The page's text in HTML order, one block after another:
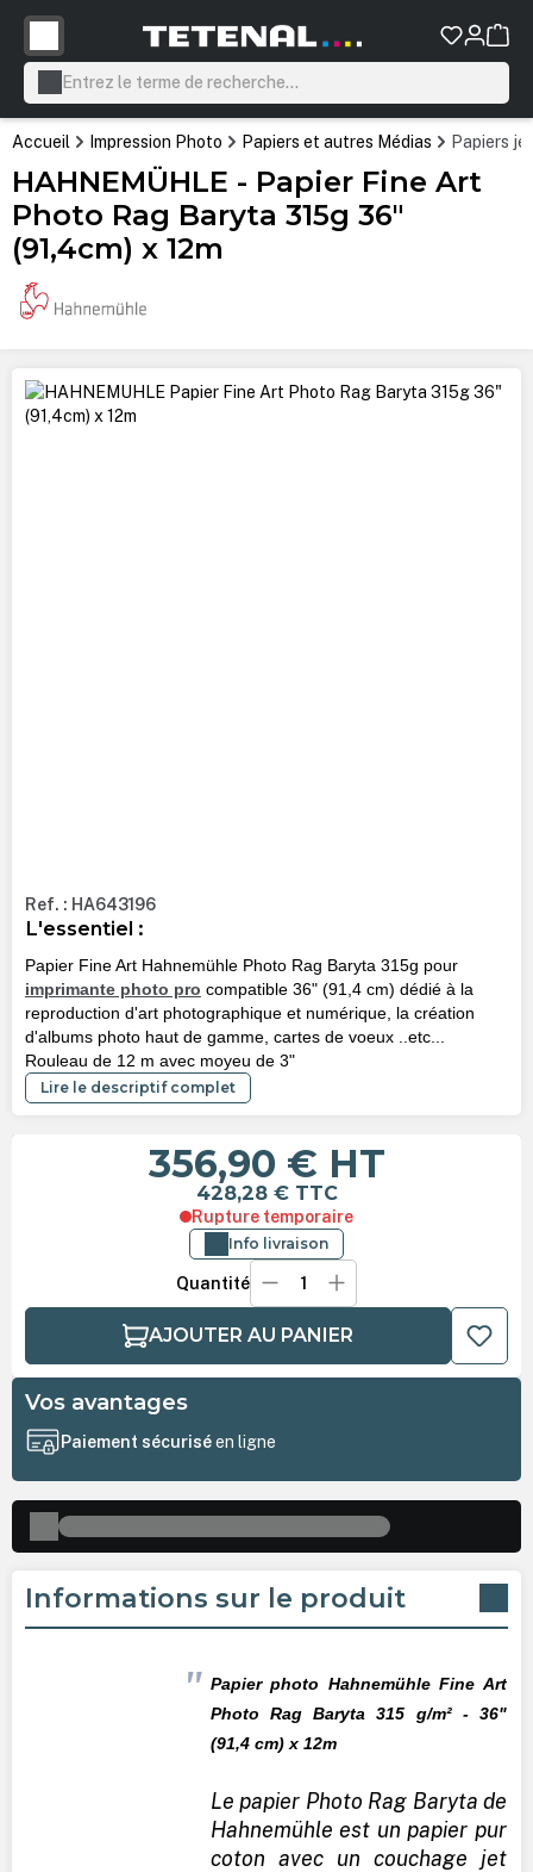
principal
Accueil Impression Photo Papiers et autres Médias Papiers
HAHNEMÜHLE - Papier Fine Art
Photo Rag Baryta 315g 36"
(91,4cm) x 12m
Ignorer la galerie d'images
Ref. : HA643196
L'essentiel :
Papier Fine Art Hahnemühle Photo Rag Baryta 315g pour
imprimante photo pro compatible 36" (91,4 cm) dédié à la
reproduction d'art photographique et numérique, la création
d'albums photo haut de gamme, cartes de voeux ..etc...
Rouleau de 12 m avec moyeu de 3"
Lire le descriptif complet
356,90 € HT
428,28 € TTC
Rupture temporaire
Info livraison
Quantité
AJOUTER AU PANIER
Vos avantages
Paiement sécuriséen ligne
Informations sur le produit
Papier photo Hahnemühle Fine Art
Photo Rag Baryta 315 g/m² - 36"
(91,4 cm) x 12m
Le papier Photo Rag Baryta de
Hahnemühle est un papier pur
coton avec un couchage jet